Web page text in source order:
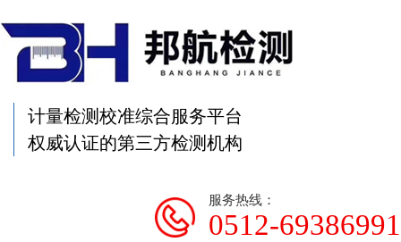
计量检测校准综合服务平台
权威认证的第三方检测机构
服务热线：
0512-69386991